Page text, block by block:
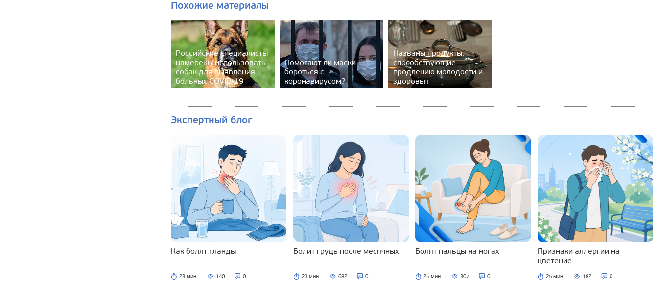
Похожие материалы
Российские специалисты
намерены использовать
собак для выявления
больных COVID-19
Помогают ли маски
бороться с
коронавирусом?
Названы продукты,
способствующие
продлению молодости и
здоровья
Экспертный блог
Как болят гланды
23 мин. 140 0
Болит грудь после месячных
23 мин. 682 0
Болят пальцы на ногах
25 мин. 307 0
Признаки аллергии на
цветение
25 мин. 182 0